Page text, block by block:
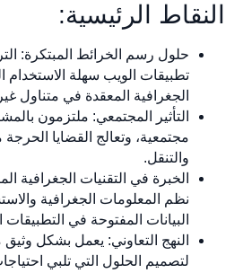
النقاط الرئيسية:
حلول رسم الخرائط المبتكرة:
تطبيقات الويب سهلة الاستخدام
الجغرافية المعقدة في متناول
التأثير المجتمعي: ملتزمون
مجتمعية، وتعالج القضايا
والتنقل.
الخبرة في التقنيات الجغرافية
نظم المعلومات الجغرافية
البيانات المفتوحة في التطبيقات
النهج التعاوني: يعمل بشكل وثيق
لتصميم الحلول التي تلبي